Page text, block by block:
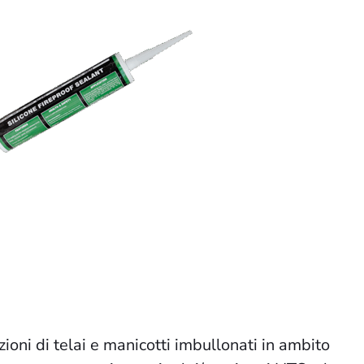
di telai e manicotti imbullonati in ambito